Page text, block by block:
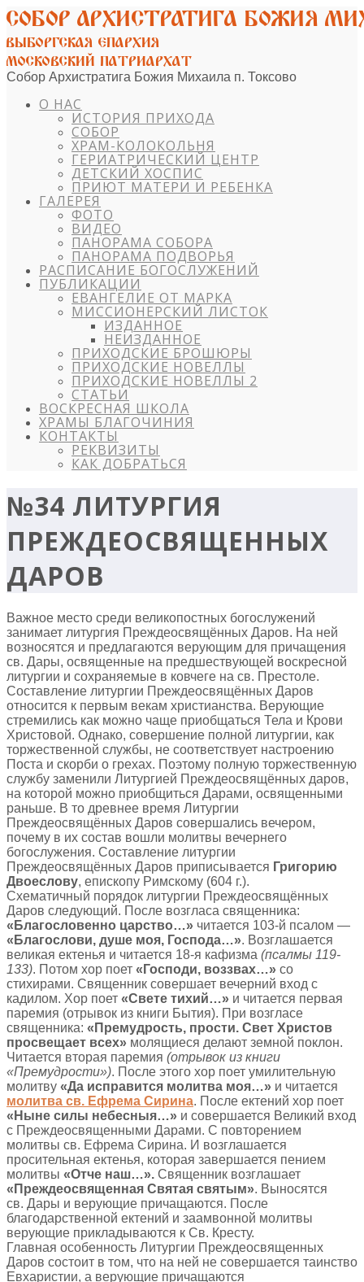
Собор Архистратига Божия Михаила п. Токсово
О НАС
ИСТОРИЯ ПРИХОДА
СОБОР
ХРАМ-КОЛОКОЛЬНЯ
ГЕРИАТРИЧЕСКИЙ ЦЕНТР
ДЕТСКИЙ ХОСПИС
ПРИЮТ МАТЕРИ И РЕБЕНКА
ГАЛЕРЕЯ
ФОТО
ВИДЕО
ПАНОРАМА СОБОРА
ПАНОРАМА ПОДВОРЬЯ
РАСПИСАНИЕ БОГОСЛУЖЕНИЙ
ПУБЛИКАЦИИ
ЕВАНГЕЛИЕ ОТ МАРКА
МИССИОНЕРСКИЙ ЛИСТОК
ИЗДАННОЕ
НЕИЗДАННОЕ
ПРИХОДСКИЕ БРОШЮРЫ
ПРИХОДСКИЕ НОВЕЛЛЫ
ПРИХОДСКИЕ НОВЕЛЛЫ 2
СТАТЬИ
ВОСКРЕСНАЯ ШКОЛА
ХРАМЫ БЛАГОЧИНИЯ
КОНТАКТЫ
РЕКВИЗИТЫ
КАК ДОБРАТЬСЯ
№34 ЛИТУРГИЯ
ПРЕЖДЕОСВЯЩЕННЫХ
ДАРОВ
Важное место среди великопостных богослужений
занимает литургия Преждеосвящённых Даров. На ней
возносятся и предлагаются верующим для причащения
св. Дары, освященные на предшествующей воскресной
литургии и сохраняемые в ковчеге на св. Престоле.
Составление литургии Преждеосвящённых Даров
относится к первым векам христианства. Верующие
стремились как можно чаще приобщаться Тела и Крови
Христовой. Однако, совершение полной литургии, как
торжественной службы, не соответствует настроению
Поста и скорби о грехах. Поэтому полную торжественную
службу заменили Литургией Преждеосвящённых даров,
на которой можно приобщиться Дарами, освященными
раньше. В то древнее время Литургии
Преждеосвящённых Даров совершались вечером,
почему в их состав вошли молитвы вечернего
богослужения. Составление литургии
Преждеосвящённых Даров приписывается Григорию
Двоеслову, епископу Римскому (604 г.).
Схематичный порядок литургии Преждеосвящённых
Даров следующий. После возгласа священника:
«Благословенно царство…» читается 103-й псалом —
«Благослови, душе моя, Господа…». Возглашается
великая ектенья и читается 18-я кафизма (псалмы 119-
133). Потом хор поет «Господи, воззвах…» со
стихирами. Священник совершает вечерний вход с
кадилом. Хор поет «Свете тихий…» и читается первая
паремия (отрывок из книги Бытия). При возгласе
священника: «Премудрость, прости. Свет Христов
просвещает всех» молящиеся делают земной поклон.
Читается вторая паремия (отрывок из книги
«Премудрости»). После этого хор поет умилительную
молитву «Да исправится молитва моя…» и читается
молитва св. Ефрема Сирина. После ектений хор поет
«Ныне силы небесныя…» и совершается Великий вход
с Преждеосвященными Дарами. С повторением
молитвы св. Ефрема Сирина. И возглашается
просительная ектенья, которая завершается пением
молитвы «Отче наш…». Священник возглашает
«Преждеосвященная Святая святым». Выносятся
св. Дары и верующие причащаются. После
благодарственной ектений и заамвонной молитвы
верующие прикладываются к Св. Кресту.
Главная особенность Литургии Преждеосвященных
Даров состоит в том, что на ней не совершается таинство
Евхаристии, а верующие причащаются